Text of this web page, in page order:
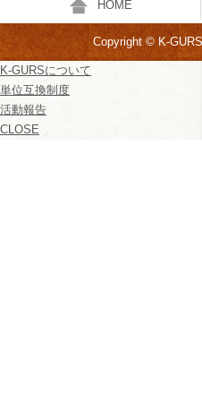
HOME
Copyright © K-
K-GURSについて
単位互換制度
活動報告
CLOSE